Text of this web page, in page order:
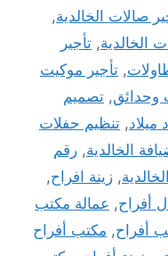
صالات الخالدية,
الخالدية, تأجير
, تأجير موكيت
وحدائق, تصميم
ميلاد, تنظيم حفلات
الخالدية, رقم
, زينة افراح,
أفراح, عمالة مكتب
أفراح, مكتب أفراح